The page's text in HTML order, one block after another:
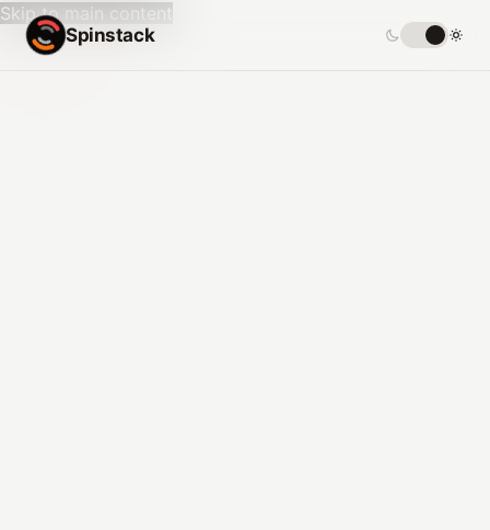
Skip to main content
Spinstack